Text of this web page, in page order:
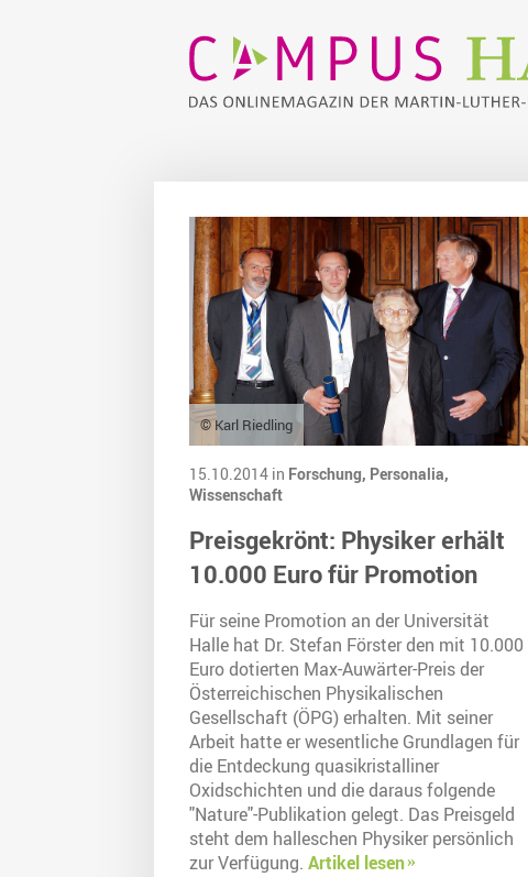
© Karl Riedling
15.10.2014 in Forschung, Personalia,
Wissenschaft
Preisgekrönt: Physiker erhält
10.000 Euro für Promotion
Für seine Promotion an der Universität
Halle hat Dr. Stefan Förster den mit 10.000
Euro dotierten Max-Auwärter-Preis der
Österreichischen Physikalischen
Gesellschaft (ÖPG) erhalten. Mit seiner
Arbeit hatte er wesentliche Grundlagen für
die Entdeckung quasikristalliner
Oxidschichten und die daraus folgende
"Nature"-Publikation gelegt. Das Preisgeld
steht dem halleschen Physiker persönlich
zur Verfügung. Artikel lesen